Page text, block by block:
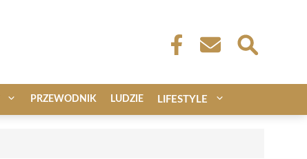
PRZEWODNIK LUDZIE LIFESTYLE